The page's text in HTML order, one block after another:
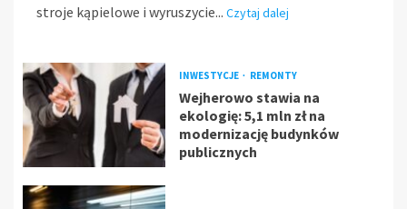
stroje kąpielowe i wyruszycie... Czytaj dalej
INWESTYCJE REMONTY
Wejherowo stawia na
ekologię: 5,1 mln zł na
modernizację budynków
publicznych